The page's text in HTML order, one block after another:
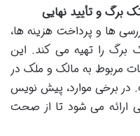
ها و پرداخت هزینه ها،
را تهیه می کند. این
مربوط به مالک و ملک در
برخی موارد، پیش نویس
ارائه می شود تا از صحت